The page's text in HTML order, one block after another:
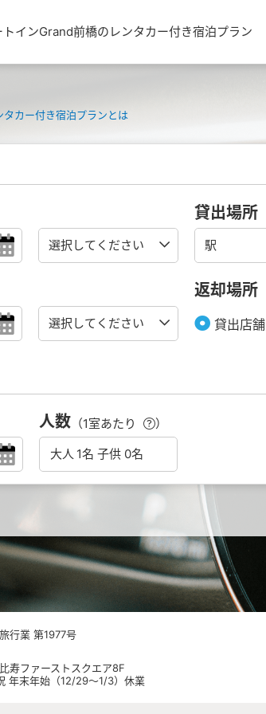
トインGrand前橋のレンタカー付き宿泊プラン
タカー付き宿泊プランとは
貸出場所
返却場所
貸出店舗
人数 （1室あたり ）
行業 第1977号
寿ファーストスクエア8F
年末年始（12/29～1/3）休業